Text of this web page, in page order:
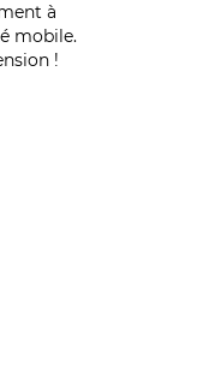
à
mobile.
!